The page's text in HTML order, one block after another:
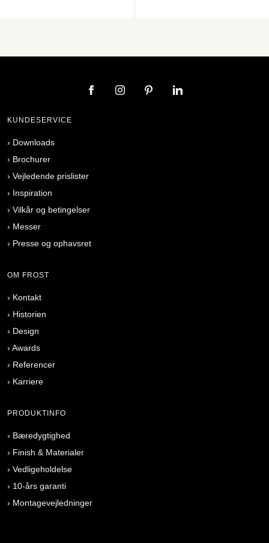
KUNDESERVICE
› Downloads
› Brochurer
› Vejledende prislister
› Inspiration
› Vilkår og betingelser
› Messer
› Presse og ophavsret
OM FROST
› Kontakt
› Historien
› Design
› Awards
› Referencer
› Karriere
PRODUKTINFO
› Bæredygtighed
› Finish & Materialer
› Vedligeholdelse
› 10-års garanti
› Montagevejledninger